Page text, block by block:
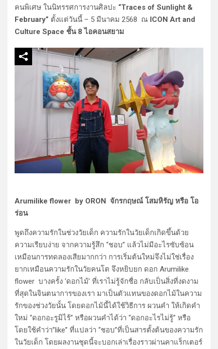
คนพิเศษ ในนิทรรศการงานศิลปะ “Traces of Sunlight &
February” ตั้งแต่วันนี้ – 5 มีนาคม 2568 ณ ICON Art and
Culture Space ชั้น 8 ไอคอนสยาม
Arumilike flower by ORON จักรกฤษณ์ โสมหิรัญ หรือ โอ
ร่อน
พูดถึงความรักในช่วงวัยเด็ก ความรักในวัยเด็กเกิดขึ้นด้วย
ความเรียบง่าย จากความรู้สึก “ชอบ” แล้วไม่มีอะไรซับซ้อน
เหมือนการทดลองเสียมากกว่า การเริ่มต้นใหม่จึงไม่ใช่เรื่อง
ยากเหมือนความรักในวัยคนโต จึงหยิบยก ดอก Arumilike
flower บางครั้ง ‘ดอกไม้’ ที่เราไม่รู้จักชื่อ กลับเป็นสิ่งที่งดงาม
ที่สุดในจินตนาการของเรา มาเป็นตัวแทนของดอกไม้ในความ
รักของช่วงวัยนั้น โดยดอกไม้นี้ได้ใช้วิธีการ ผวนคำ ให้เกิดคำ
ใหม่ “ดอกอะรูมิไร้” หรือผวนคำได้ว่า “ดอกอะไรไม่รู้” หรือ
โดยใช้คำว่า”like” ที่แปลว่า “ชอบ”ที่เป็นสารตั้งต้นของความรัก
ในวัยเด็ก โดยผลงานชุดนี้จะบอกเล่าเรื่องราวผ่านคาแร็กเตอร์